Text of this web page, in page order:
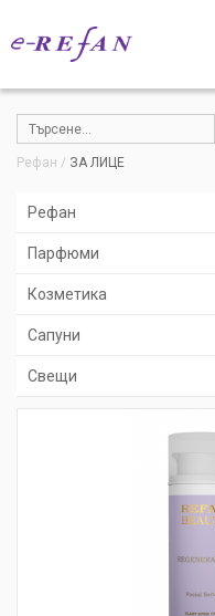
Рефан ЗА ЛИЦЕ
Рефан
Парфюми
Козметика
Сапуни
Свещи